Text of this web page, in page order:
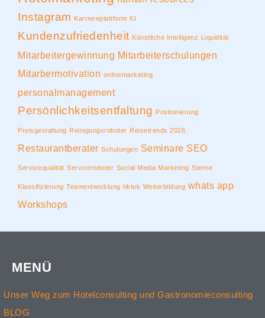
Instagram Karriereplattform KI
Kundenzufriedenheit Künstliche Intelligenz Liquidität
Mitarbeitergewinnung Mitarbeiterschulungen
Mitarbermotivation onlinemarketing
personalmanagement
Persönlichkeitsentfaltung Positonierung
Preisgestaltung Reinigungsroboter Reisetrends 2026
Restaurantberater Schulungen Seminare SEO
Servicequalität Serviceroboter Social Media Marketing Sterne
Klassifizierung Teamentwicklung tiktok Weiterbildung whats app
Workshops
MENÜ
Unser Weg zum Hotelconsulting und Gastronomieconsulting
BLOG